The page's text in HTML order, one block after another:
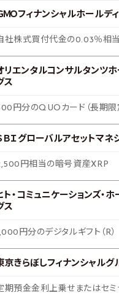
ＭＯフィナンシャルホールデ
社株式買付代金の0.03％相当
リエンタルコンサルタンツホ
ス
円分のQUOカード（長期限
ＢＩグローバルアセットマネ
円相当の暗号資産XRP
ト・コミュニケーションズ・ホ
ス
1,000円分のデジタルギフト（R）
京きらぼしフィナンシャルグ
期預金金利上乗せまたはセ